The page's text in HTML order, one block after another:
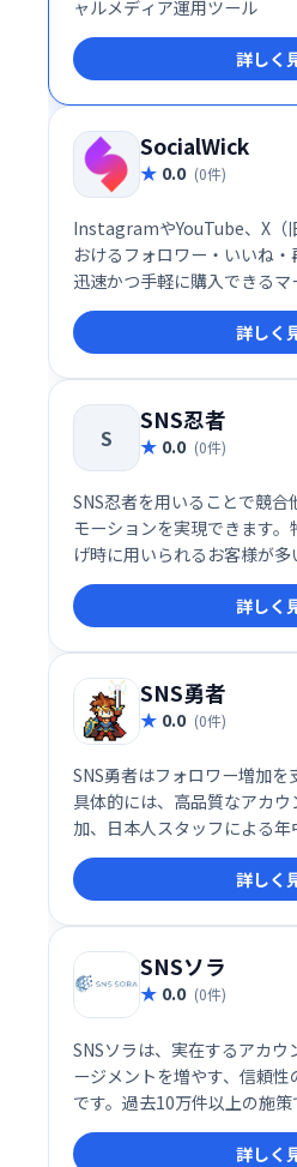
ャルメディア運用ツール
詳しく
SocialWick
0.0 (0件)
InstagramやYouTube、X（
おけるフォロワー・いいね・
迅速かつ手軽に購入できる
詳しく
S
SNS忍者
0.0 (0件)
SNS忍者を用いることで競合
モーションを実現できます
げ時に用いられるお客様が多
詳しく
SNS勇者
0.0 (0件)
SNS勇者はフォロワー増加を
具体的には、高品質なアカ
加、日本人スタッフによる
少補填、返金保証を揃えた
みとしており、お客様のSNS
ております。
詳しく
SNSソラ
0.0 (0件)
SNSソラは、実在するアカ
ージメントを増やす、信頼性
です。過去10万件以上の施
達成しており、安心してご
詳しく